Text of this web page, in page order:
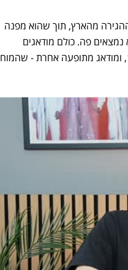
ההגירה מהארץ, תוך שהוא מפנה
שכבר לא נמצאים פה. כולם מודאגים
מתופעת בריחת המוחות. אני בסטנד-אפ אומר, שאני לפעמים צופה בערוץ 14, ומודאג מתופעה אחרת - שהמוח